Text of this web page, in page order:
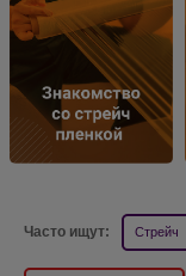
Знакомство
Часто ищут: Стрейч